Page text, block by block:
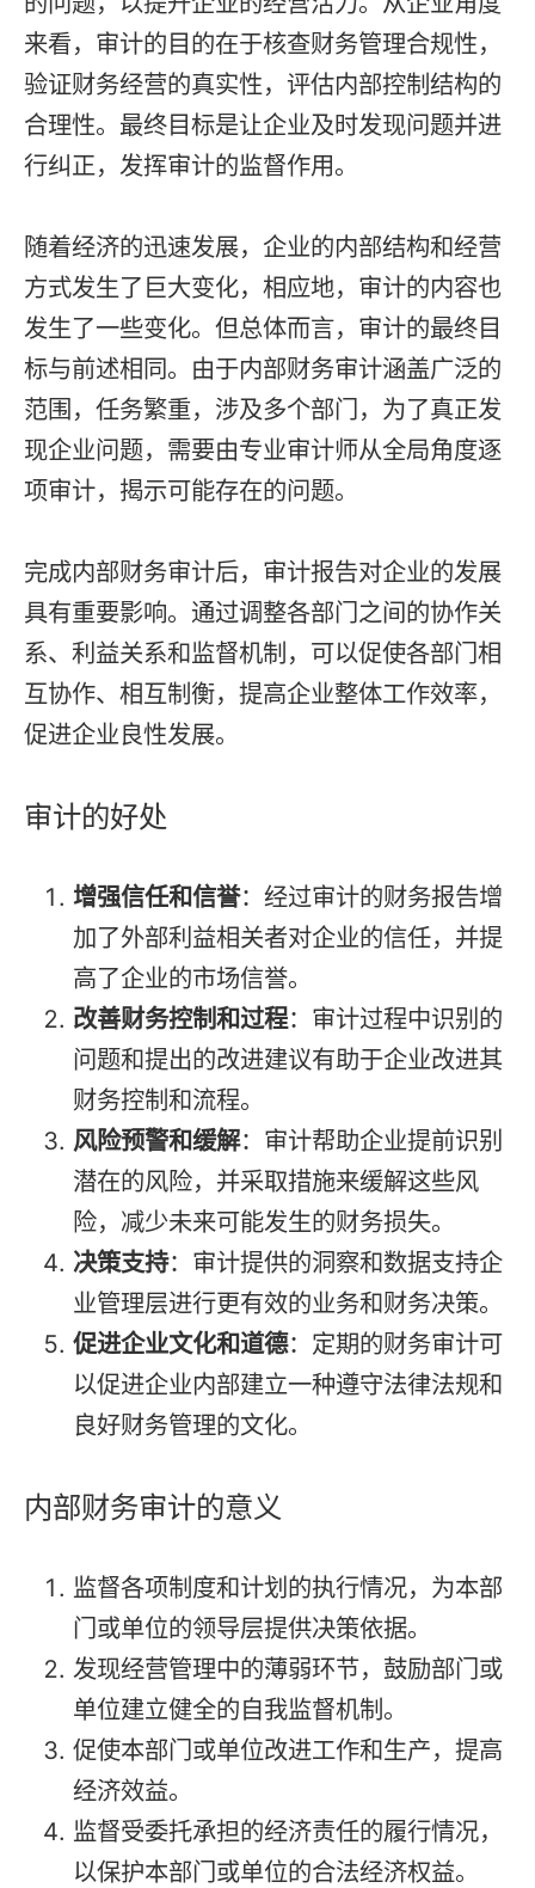
来看，审计的目的在于核查财务管理合规性，
验证财务经营的真实性，评估内部控制结构的
合理性。最终目标是让企业及时发现问题并进
行纠正，发挥审计的监督作用。
随着经济的迅速发展，企业的内部结构和经营
方式发生了巨大变化，相应地，审计的内容也
发生了一些变化。但总体而言，审计的最终目
标与前述相同。由于内部财务审计涵盖广泛的
范围，任务繁重，涉及多个部门，为了真正发
现企业问题，需要由专业审计师从全局角度逐
项审计，揭示可能存在的问题。
完成内部财务审计后，审计报告对企业的发展
具有重要影响。通过调整各部门之间的协作关
系、利益关系和监督机制，可以促使各部门相
互协作、相互制衡，提高企业整体工作效率，
促进企业良性发展。
审计的好处
增强信任和信誉：经过审计的财务报告增
加了外部利益相关者对企业的信任，并提
高了企业的市场信誉。
改善财务控制和过程：审计过程中识别的
问题和提出的改进建议有助于企业改进其
财务控制和流程。
风险预警和缓解：审计帮助企业提前识别
潜在的风险，并采取措施来缓解这些风
险，减少未来可能发生的财务损失。
决策支持：审计提供的洞察和数据支持企
业管理层进行更有效的业务和财务决策。
促进企业文化和道德：定期的财务审计可
以促进企业内部建立一种遵守法律法规和
良好财务管理的文化。
内部财务审计的意义
监督各项制度和计划的执行情况，为本部
门或单位的领导层提供决策依据。
发现经营管理中的薄弱环节，鼓励部门或
单位建立健全的自我监督机制。
促使本部门或单位改进工作和生产，提高
经济效益。
监督受委托承担的经济责任的履行情况，
以保护本部门或单位的合法经济权益。